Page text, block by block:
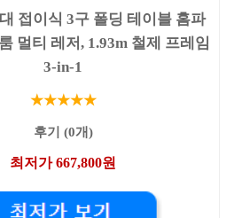
접이식 3구 폴딩 테이블 홈파
멀티 레저, 1.93m 철제 프레임
3-in-1
★★★★★
후기 (0개)
최저가 667,800원